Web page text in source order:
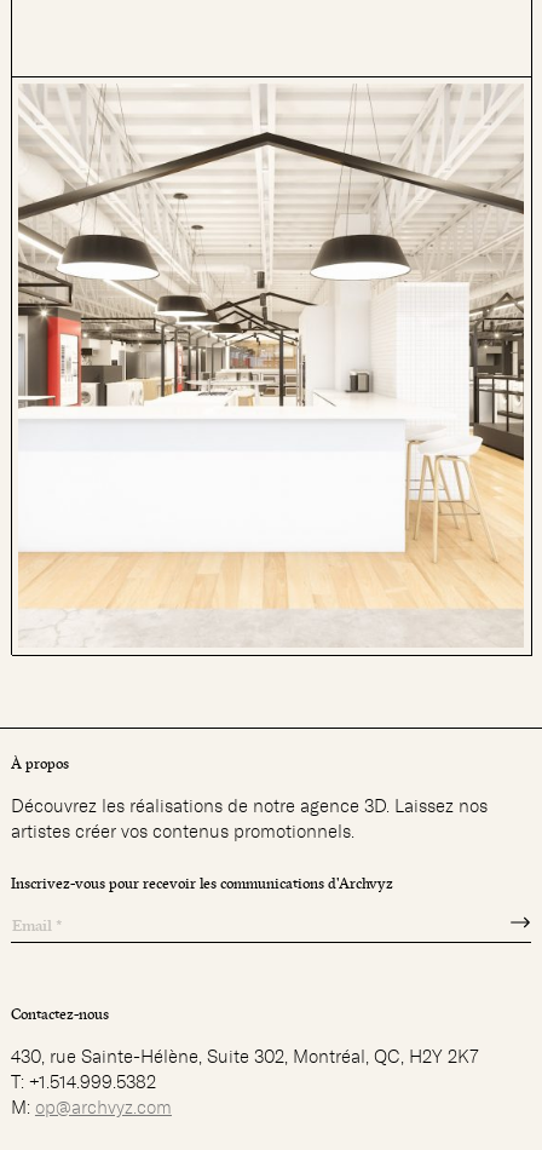
À propos
Découvrez les réalisations de notre agence 3D. Laissez nos
artistes créer vos contenus promotionnels.
Inscrivez-vous pour recevoir les communications d'Archvyz
Contactez-nous
430, rue Sainte-Hélène, Suite 302, Montréal, QC, H2Y 2K7
T: +1.514.999.5382
M: op@archvyz.com